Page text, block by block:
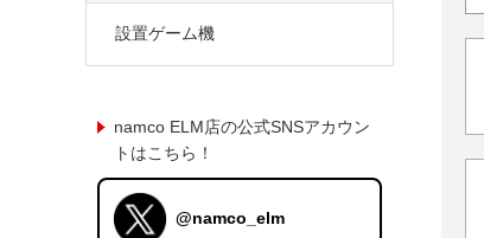
設置ゲーム機
namco ELM店の公式SNSアカウン
トはこちら！
@namco_elm